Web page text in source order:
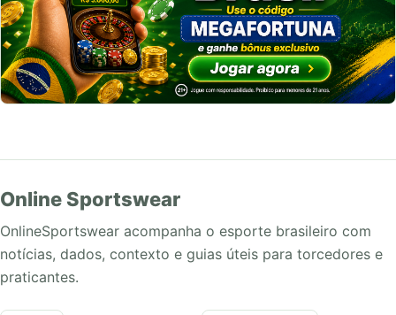
Online Sportswear
OnlineSportswear acompanha o esporte brasileiro com
notícias, dados, contexto e guias úteis para torcedores e
praticantes.